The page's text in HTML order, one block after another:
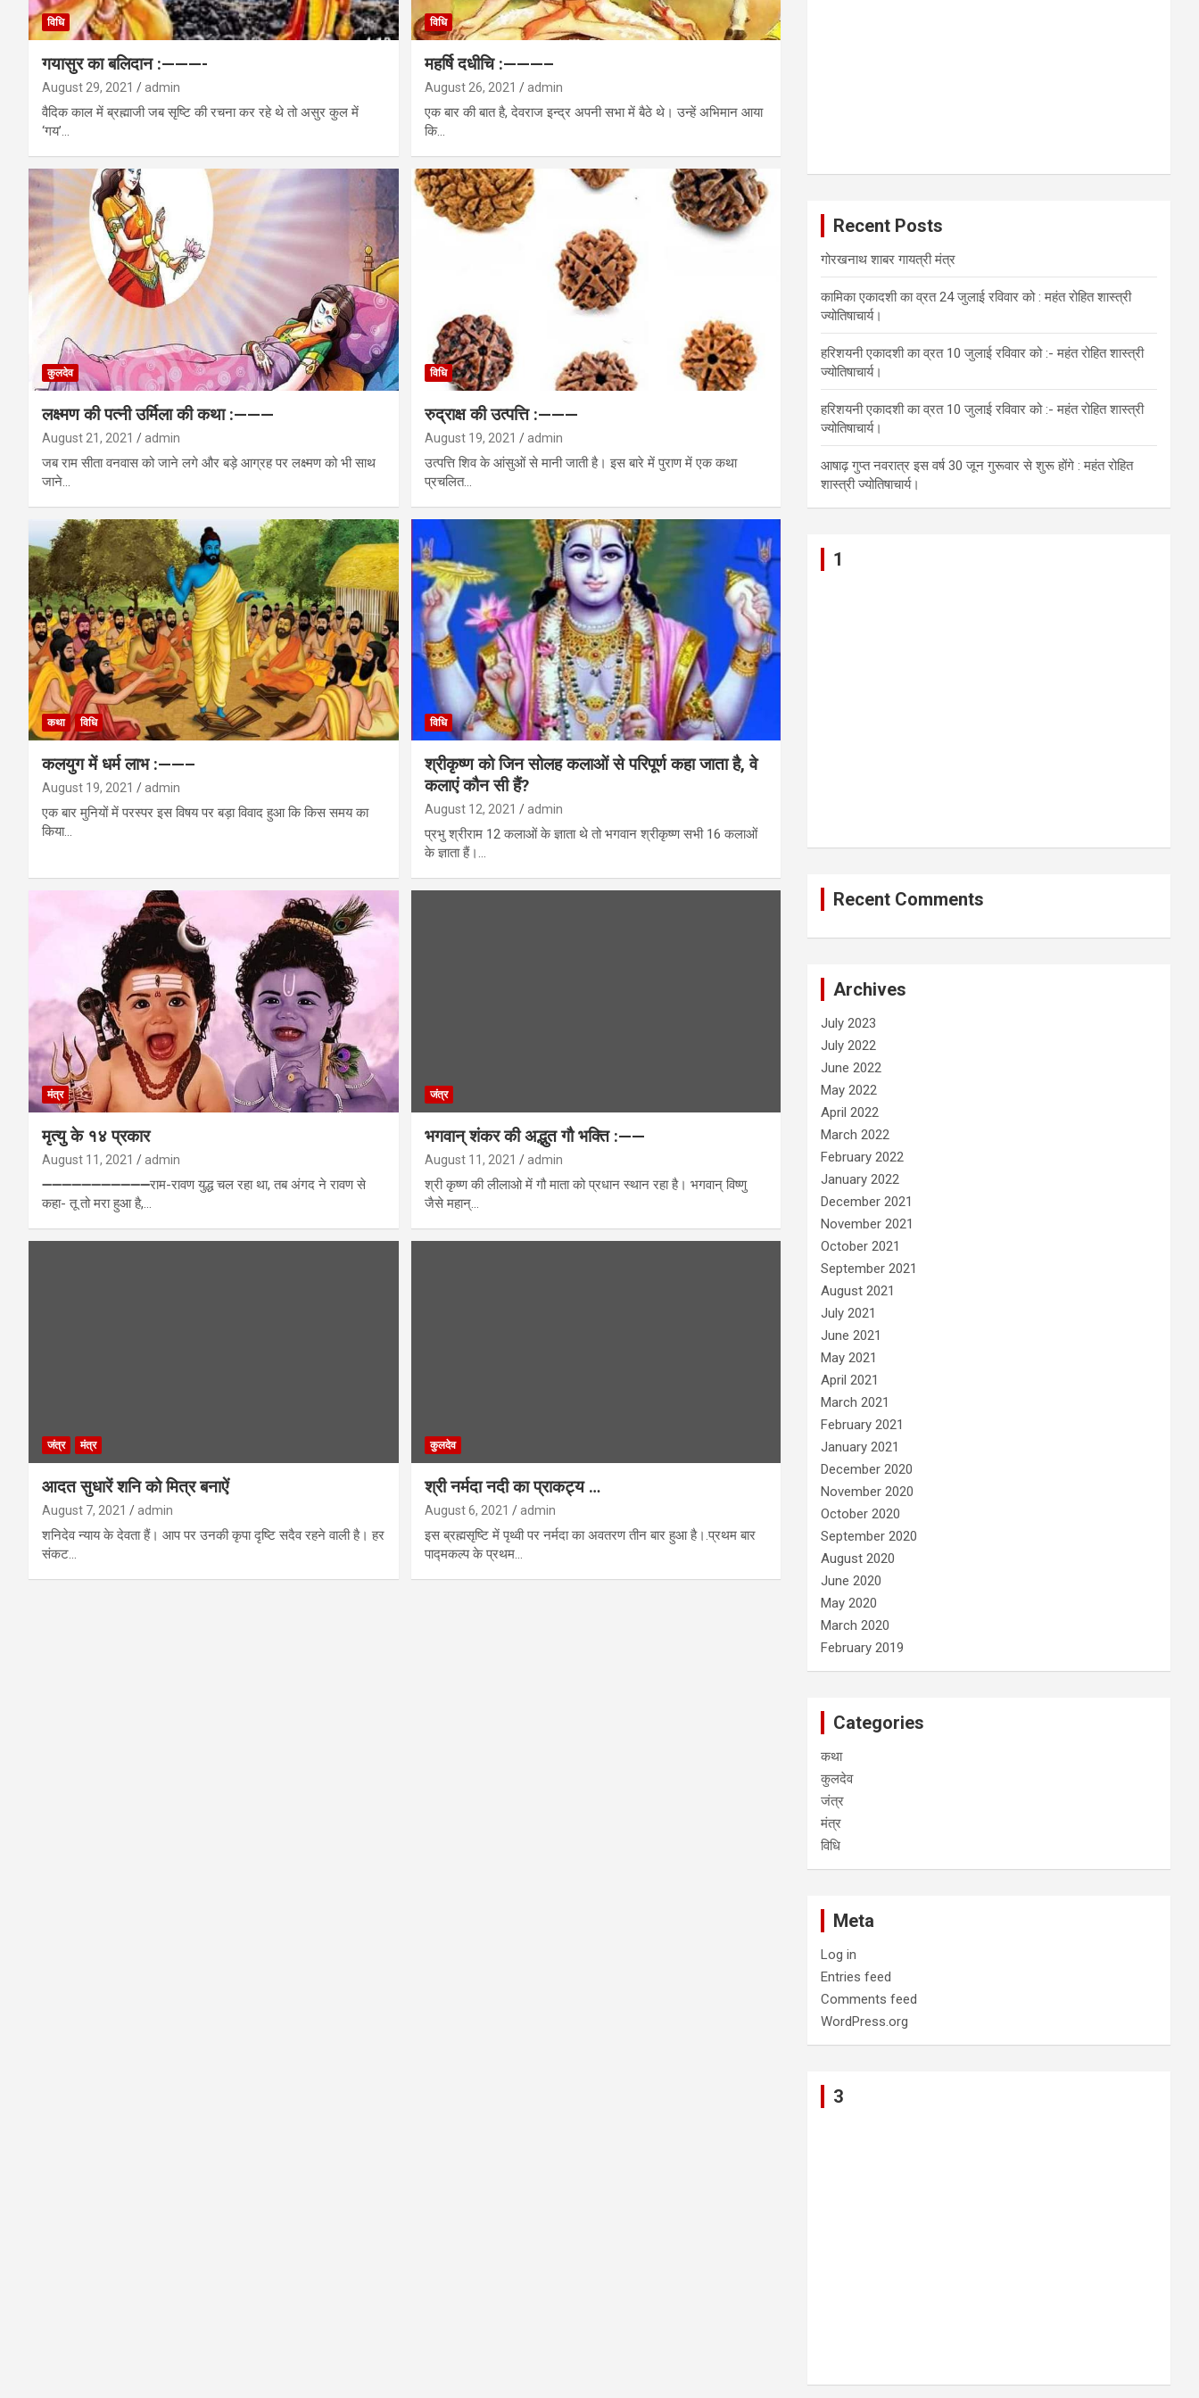
विधि
गयासुर का बलिदान :———-
August 29, 2021 admin
वैदिक काल में ब्रह्माजी जब सृष्टि की रचना कर रहे थे तो असुर कुल में
‘गय’…
विधि
महर्षि दधीचि :———–
August 26, 2021 admin
एक बार की बात है, देवराज इन्द्र अपनी सभा में बैठे थे। उन्हें अभिमान आया
कि…
कुलदेव
लक्ष्मण की पत्नी उर्मिला की कथा :———
August 21, 2021 admin
जब राम सीता वनवास को जाने लगे और बड़े आग्रह पर लक्ष्मण को भी साथ
जाने…
विधि
रुद्राक्ष की उत्पत्ति :———
August 19, 2021 admin
उत्पत्ति शिव के आंसुओं से मानी जाती है। इस बारे में पुराण में एक कथा
प्रचलित…
कथा विधि
कलयुग में धर्म लाभ :——–
August 19, 2021 admin
एक बार मुनियों में परस्पर इस विषय पर बड़ा विवाद हुआ कि किस समय का
किया…
विधि
श्रीकृष्ण को जिन सोलह कलाओं से परिपूर्ण कहा जाता है, वे
कलाएं कौन सी हैं?
August 12, 2021 admin
प्रभु श्रीराम 12 कलाओं के ज्ञाता थे तो भगवान श्रीकृष्ण सभी 16 कलाओं
के ज्ञाता हैं।…
मंत्र
मृत्यु के १४ प्रकार
August 11, 2021 admin
➖➖➖➖➖➖➖➖➖➖➖राम-रावण युद्ध चल रहा था, तब अंगद ने रावण से
कहा- तू तो मरा हुआ है,…
जंत्र
भगवान् शंकर की अद्भुत गौ भक्ति :——
August 11, 2021 admin
श्री कृष्ण की लीलाओ में गौ माता को प्रधान स्थान रहा है। भगवान् विष्णु
जैसे महान्…
जंत्र मंत्र
आदत सुधारें शनि को मित्र बनाऐं
August 7, 2021 admin
शनिदेव न्याय के देवता हैं। आप पर उनकी कृपा दृष्टि सदैव रहने वाली है। हर
संकट…
कुलदेव
श्री नर्मदा नदी का प्राकट्य …
August 6, 2021 admin
इस ब्रह्मसृष्टि में पृथ्वी पर नर्मदा का अवतरण तीन बार हुआ है।.प्रथम बार
पाद्मकल्प के प्रथम…
Recent Posts
गोरखनाथ शाबर गायत्री मंत्र
कामिका एकादशी का व्रत 24 जुलाई रविवार को : महंत रोहित शास्त्री
ज्योतिषाचार्य।
हरिशयनी एकादशी का व्रत 10 जुलाई रविवार को :- महंत रोहित शास्त्री
ज्योतिषाचार्य।
हरिशयनी एकादशी का व्रत 10 जुलाई रविवार को :- महंत रोहित शास्त्री
ज्योतिषाचार्य।
आषाढ़ गुप्त नवरात्र इस वर्ष 30 जून गुरूवार से शुरू होंगे : महंत रोहित
शास्त्री ज्योतिषाचार्य।
1
Recent Comments
Archives
July 2023
July 2022
June 2022
May 2022
April 2022
March 2022
February 2022
January 2022
December 2021
November 2021
October 2021
September 2021
August 2021
July 2021
June 2021
May 2021
April 2021
March 2021
February 2021
January 2021
December 2020
November 2020
October 2020
September 2020
August 2020
June 2020
May 2020
March 2020
February 2019
Categories
कथा
कुलदेव
जंत्र
मंत्र
विधि
Meta
Log in
Entries feed
Comments feed
WordPress.org
3